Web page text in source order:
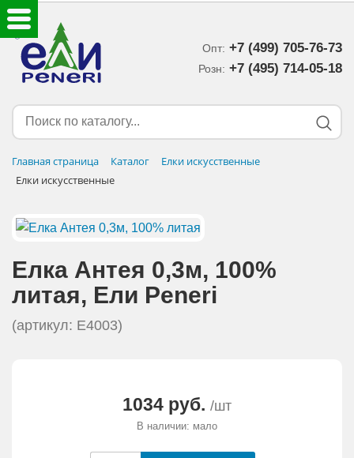
Опт: +7 (499) 705-76-73
Розн: +7 (495) 714-05-18‬
Главная страница Каталог
Елки искусственные
Елки искусственные
Елка Антея 0,3м, 100%
литая, Eли Peneri
(артикул: E4003)
1034 руб. /шт
В наличии: мало
ЕЛКИ ИСКУССТВЕННЫЕ
ЕЛОЧНЫЕ УКРАШЕНИЯ
НОВОГОДНИЙ ДЕКОР
ДОСТАВКА В РЕГИОНЫ
ДОСТАВКА
ОПЛАТА
О КОМПАНИИ